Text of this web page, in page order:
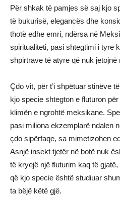
Për shkak të pamjes së saj kjo
të bukurisë, elegancës dhe
thotë edhe emri, ndërsa në
spiritualiteti, pasi shtegtimi i tyre
shpirtrave të atyre që nuk jetojnë
Çdo vit, për t’i shpëtuar stinëve
kjo specie shtegton e fluturon
klimën e ngrohtë meksikane.
pasi miliona ekzemplarë ndalen
çdo sipërfaqe, sa mimetizohen
Asnjë insekt tjetër në botë nuk
të kryejë një fluturim kaq të
që kjo specie është studiuar
ta bëjë këtë gjë.